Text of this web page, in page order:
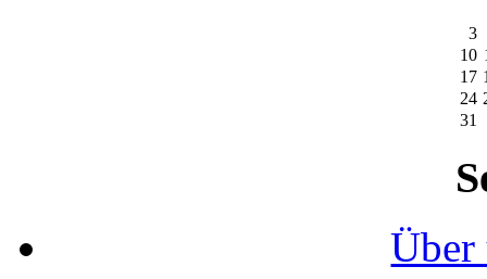
3
10
17
24
31
Über